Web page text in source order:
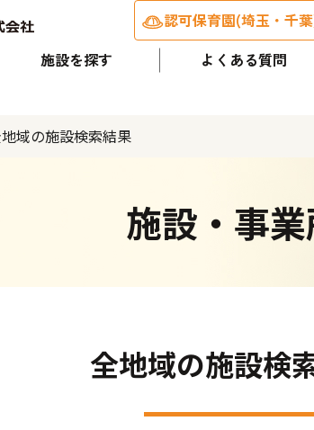
認可保育園(埼玉・千
施設を探す よくある質問
域の施設検索結果
施設・事
全地域の施設検